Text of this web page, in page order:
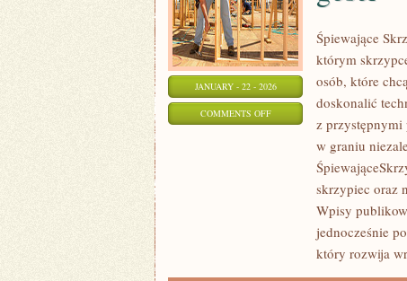
JANUARY - 22 - 2026
COMMENTS OFFON
Śpiewające
którym
osób, które
doskonalić
z przystępnymi
w graniu
skrzypiec oraz
Wpisy
jednocześnie
który rozwija